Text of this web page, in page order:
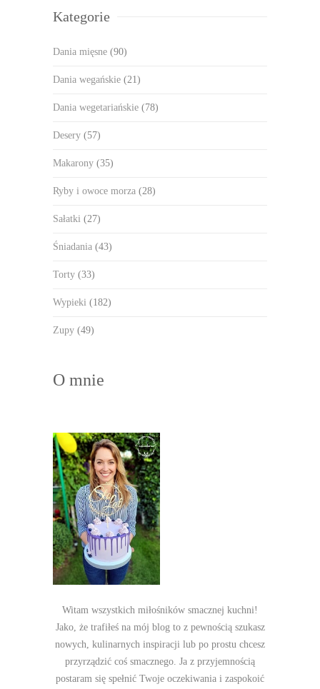
Kategorie
Dania mięsne (90)
Dania wegańskie (21)
Dania wegetariańskie (78)
Desery (57)
Makarony (35)
Ryby i owoce morza (28)
Sałatki (27)
Śniadania (43)
Torty (33)
Wypieki (182)
Zupy (49)
O mnie
Witam wszystkich miłośników smacznej kuchni!
Jako, że trafiłeś na mój blog to z pewnością szukasz
nowych, kulinarnych inspiracji lub po prostu chcesz
przyrządzić coś smacznego. Ja z przyjemnością
postaram się spełnić Twoje oczekiwania i zaspokoić